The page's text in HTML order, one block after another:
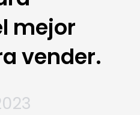
mejor
vender.